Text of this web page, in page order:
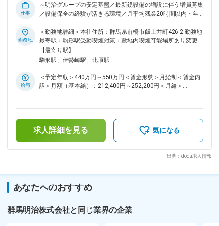
仕事
～明治グループの安定基盤／最新鋭設備の増設に伴う増員募集
／設備保全の経験が活きる環境／月平均残業20時間以内・年
ループの中核工場で最新鋭ラインの立ち上げに携わり、高度な
保全スキルが習得できます。 ◎明治グループならではの安定
基盤と福利厚生で、長期キャリア形成が可能です。 ◎段階的
な育成体制と明確なキャリアパスで長期成長が可能 ◎残業月
面のスキルを伸ばせる成長ステージです。 ■業務内容： 当社
は牛乳・乳飲料・発酵乳飲料などを製造する明治グループの生
う設備保全スタッフを募集します。 ■具体的には： ＜入社後
すぐにお任せする業務＞ ・生産設備の日常点検、定期点検 ・
簡易トラブル対応、部品交換 ・設備点検記録や報告書の作成
・保全計画に基づく作業サポート ＜ゆくゆくお任せする業務
者・設備メーカーとの調整 ・改善提案、稼働データ分析 ・作
す。まじめで誠実なメンバーが多く、安心して仕事に取り組め
8:30～17:00 （3）14:00～22:30 （4）22:00～翌6:30 ■キャリ
アパス： ・1～3年目：定期点検・簡易トラブル対応 ・3～5年
勤務地
＜勤務地詳細＞本社住所：群馬県前橋市飯土井町426-2 勤務地
最寄駅：駒形駅受動喫煙対策：敷地内喫煙可能場所あり変更の
範囲：無
【最寄り駅】
駒形駅、伊勢崎駅、北原駅
給与
＜予定年収＞440万円～550万円＜賃金形態＞月給制＜賃金内
訳＞月額（基本給）：212,400円～252,200円＜月給＞
70,000円※割増賃金は残業手当、深夜手当など月収例：28万円
～37万円（諸手当、割増賃金含む）賃金はあくまでも目安の
金額であり、選考を通じて上下する可能性があります。月給
求人詳細を見る 気になる
出典：doda求人情報
あなたへのおすすめ
群馬明治株式会社と同じ業界の企業